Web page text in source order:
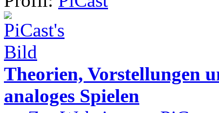
Theorien, Vorstellungen
analoges Spielen